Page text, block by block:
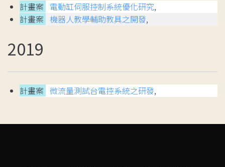
計畫案 電動缸伺服控制系統優化研究,
計畫案 機器人教學輔助教具之開發,
2019
計畫案 微流量測試台電控系統之研發,